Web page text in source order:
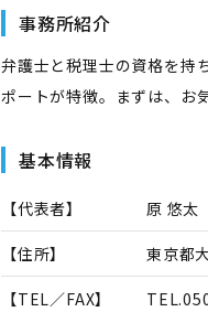
事務所紹介
弁護士と税理士の資格を持
ポートが特徴。まずは、お
基本情報
【代表者】 原 悠太
【住所】 東京都
【TEL／FAX】 TEL.